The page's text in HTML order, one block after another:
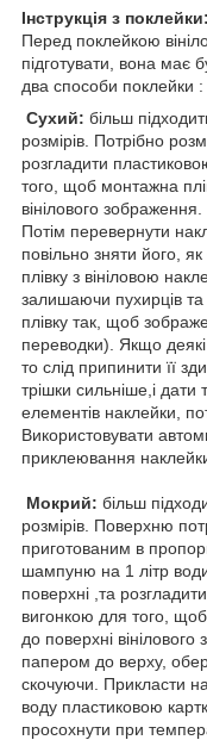
Інструкція з поклейки:
Перед поклейкою
підготувати, вона має
два способи поклейки
Сухий: більш
розмірів. Потрібно
розгладити
того, щоб монтажна
вінілового зображення.
Потім перевернути
повільно зняти його,
плівку з вініловою
залишаючи пухирців
плівку так, щоб
переводки). Якщо
то слід припинити її
трішки сильніше,і
елементів наклейки,
Використовувати
приклеювання
Мокрий: більш
розмірів. Поверхню
приготованим в
шампуню на 1 літр
поверхні ,та
вигонкою для того,
до поверхні
папером до верху,
скочуючи. Прикласти
воду пластиковою
просохнути при